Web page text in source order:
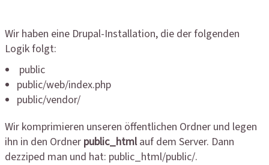
Wir haben eine Drupal-Installation, die der folgenden
Logik folgt:
public
public/web/index.php
public/vendor/
Wir komprimieren unseren öffentlichen Ordner und legen
ihn in den Ordner public_htmlauf dem Server. Dann
dezziped man und hat: public_html/public/.